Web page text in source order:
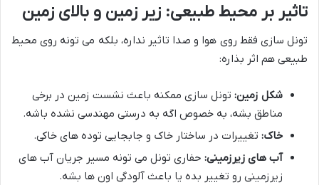
تاثیر بر محیط طبیعی: زیر زمین و بالای زمین
تونل سازی فقط روی هوا و صدا تاثیر نداره، بلکه می تونه روی محیط
طبیعی هم اثر بذاره:
شکل زمین: تونل سازی ممکنه باعث نشست زمین در برخی
مناطق بشه، به خصوص اگه به درستی مهندسی نشده باشه.
خاک: تغییرات در ساختار خاک و جابجایی توده های خاکی.
آب های زیرزمینی: حفاری تونل می تونه مسیر جریان آب های
زیرزمینی رو تغییر بده یا باعث آلودگی اون ها بشه.